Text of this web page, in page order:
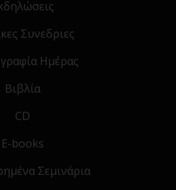
Συνεδριες
Ημέρας
Βιβλία
CD
E-books
Σεμινάρια